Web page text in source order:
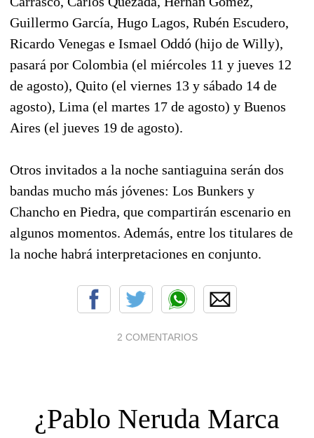
Guillermo García, Hugo Lagos, Rubén Escudero,
Ricardo Venegas e Ismael Oddó (hijo de Willy),
pasará por Colombia (el miércoles 11 y jueves 12
de agosto), Quito (el viernes 13 y sábado 14 de
agosto), Lima (el martes 17 de agosto) y Buenos
Aires (el jueves 19 de agosto).
Otros invitados a la noche santiaguina serán dos
bandas mucho más jóvenes: Los Bunkers y
Chancho en Piedra, que compartirán escenario en
algunos momentos. Además, entre los titulares de
la noche habrá interpretaciones en conjunto.
2 COMENTARIOS
¿Pablo Neruda Marca